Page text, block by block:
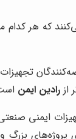
که هر
از رادین ایمن
ایمنی
پروژه‌های